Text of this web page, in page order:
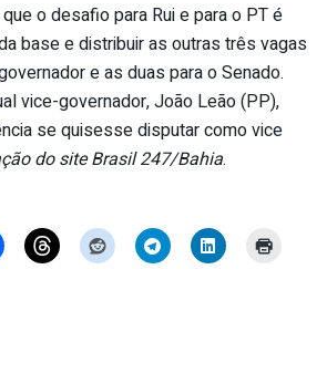
o desafio para Rui e para o PT é
base e distribuir as outras três vagas
e as duas para o Senado.
vice-governador, João Leão (PP),
se quisesse disputar como vice
do site Brasil 247/Bahia.